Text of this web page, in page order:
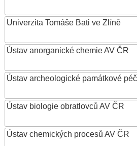
Univerzita Tomáše Bati ve Zlíně
Ústav anorganické chemie AV ČR
Ústav archeologické památkové
Ústav biologie obratlovců AV ČR
Ústav chemických procesů AV ČR